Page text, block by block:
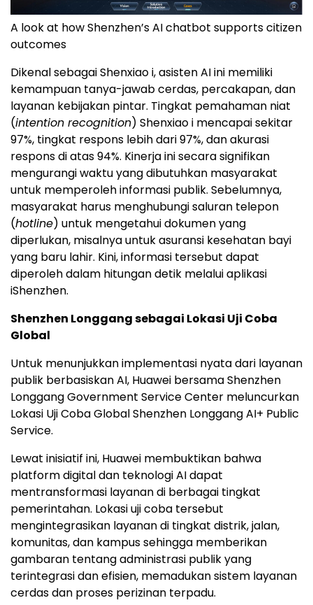
A look at how Shenzhen’s AI chatbot supports citizen
outcomes
Dikenal sebagai Shenxiao i, asisten AI ini memiliki
kemampuan tanya-jawab cerdas, percakapan, dan
layanan kebijakan pintar. Tingkat pemahaman niat
(intention recognition) Shenxiao i mencapai sekitar
97%, tingkat respons lebih dari 97%, dan akurasi
respons di atas 94%. Kinerja ini secara signifikan
mengurangi waktu yang dibutuhkan masyarakat
untuk memperoleh informasi publik. Sebelumnya,
masyarakat harus menghubungi saluran telepon
(hotline) untuk mengetahui dokumen yang
diperlukan, misalnya untuk asuransi kesehatan bayi
yang baru lahir. Kini, informasi tersebut dapat
diperoleh dalam hitungan detik melalui aplikasi
iShenzhen.
Shenzhen Longgang sebagai Lokasi Uji Coba
Global
Untuk menunjukkan implementasi nyata dari layanan
publik berbasiskan AI, Huawei bersama Shenzhen
Longgang Government Service Center meluncurkan
Lokasi Uji Coba Global Shenzhen Longgang AI+ Public
Service.
Lewat inisiatif ini, Huawei membuktikan bahwa
platform digital dan teknologi AI dapat
mentransformasi layanan di berbagai tingkat
pemerintahan. Lokasi uji coba tersebut
mengintegrasikan layanan di tingkat distrik, jalan,
komunitas, dan kampus sehingga memberikan
gambaran tentang administrasi publik yang
terintegrasi dan efisien, memadukan sistem layanan
cerdas dan proses perizinan terpadu.